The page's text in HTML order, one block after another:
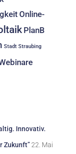
Online-
PlanB
Stadt Straubing
Innovativ.
Zukunft”22. Mai